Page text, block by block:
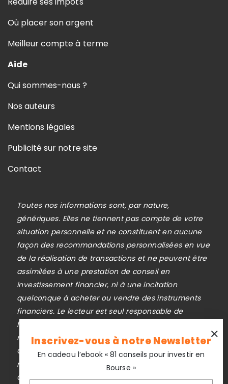
Inscrivez-vous à notre Newsletter
En cadeau l’ebook « 81 conseils pour investir en
Bourse »
Où placer son argent
Meilleur compte à terme
Aide
Qui sommes-nous ?
Nos auteurs
Mentions légales
Publicité sur notre site
Contact
Toutes nos informations sont, par nature,
génériques. Elles ne tiennent pas compte de votre
situation personnelle et ne constituent en aucune
façon des recommandations personnalisées en vue
de la réalisation de transactions et ne peuvent être
assimilées à une prestation de conseil en
investissement financier, ni à une incitation
quelconque à acheter ou vendre des instruments
financiers. Le lecteur est seul responsable de
l’utilisation de l’information fournie, sans qu’aucun
recours contre la société éditrice de
Cafedupatrimoine.com ne soit possible. La
responsabilité de la société éditrice de
Cafedupatrimoine.com ne pourra en aucun cas être